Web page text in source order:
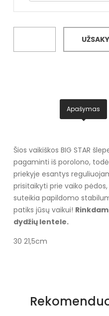
Apašymas
Šios vaikiškos BIG STAR
pagaminti iš porolono,
priekyje esantys
prisitaikyti prie vaiko
suteikia papildomo
patiks jūsų vaikui!
dydžių lentele.
30 21,5cm